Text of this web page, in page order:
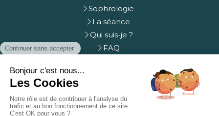
Sophrologie
La séance
Qui suis-je ?
FAQ
Mentions légales